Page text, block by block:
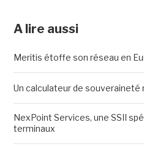
A lire aussi
Meritis étoffe son réseau en
Un calculateur de
NexPoint Services, une SSII
terminaux